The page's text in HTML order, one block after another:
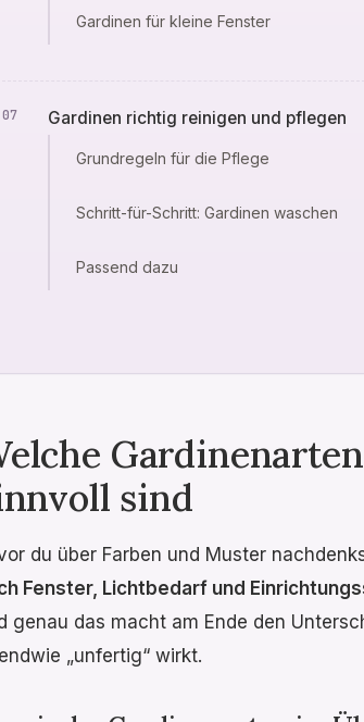
Gardinen für kleine Fenster
Gardinen richtig reinigen und pflegen
Grundregeln für die Pflege
Schritt-für-Schritt: Gardinen waschen
Passend dazu
sind
du über Farben und Muster
Fenster, Lichtbedarf und
genau das macht am Ende den
„unfertig“ wirkt.